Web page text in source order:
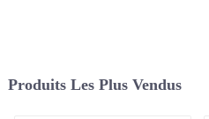
Produits Les Plus Vendus